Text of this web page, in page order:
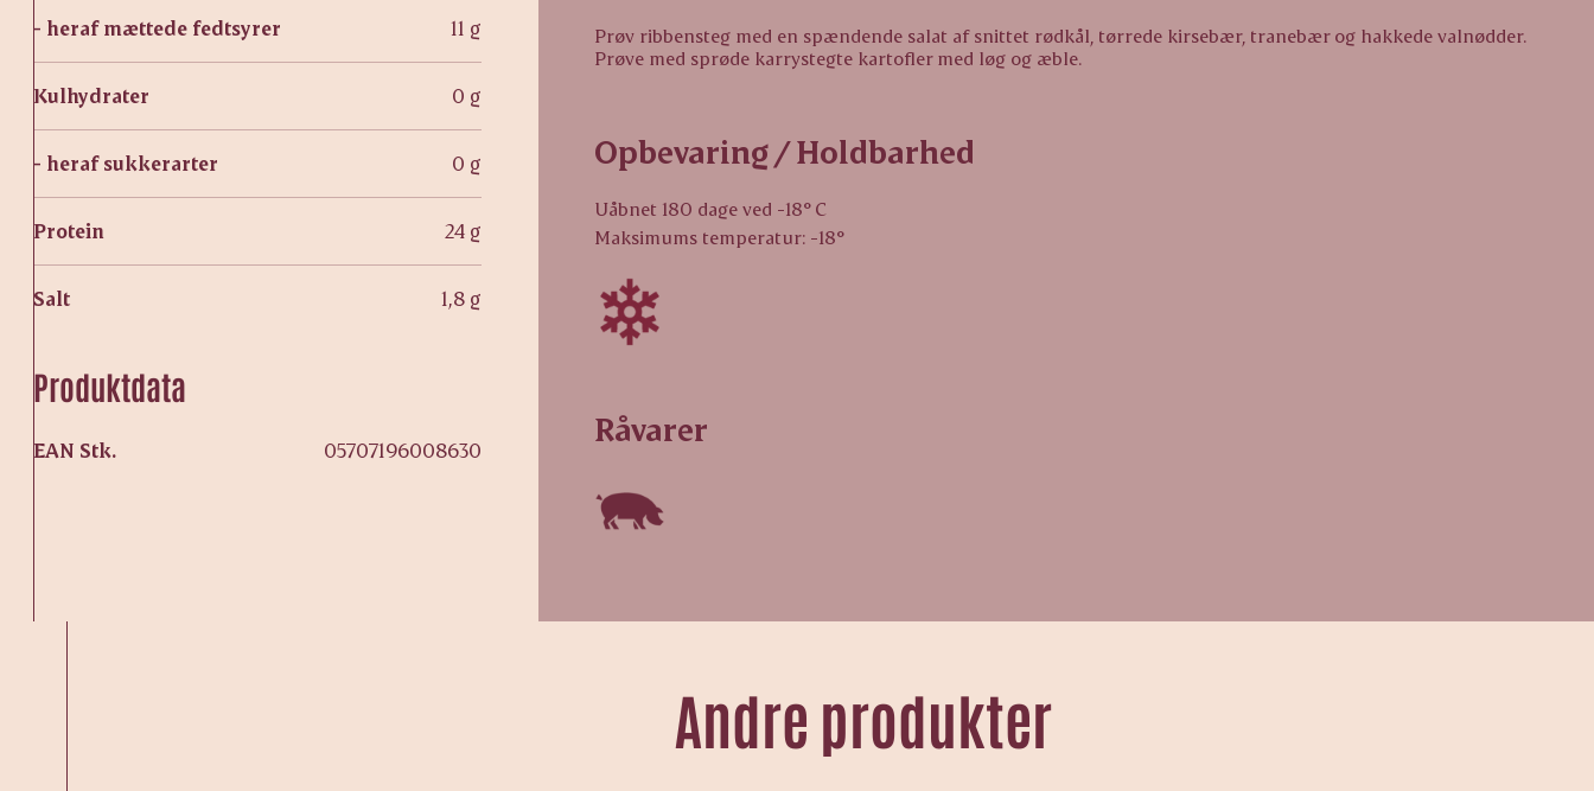
- heraf mættede fedtsyrer 11 g
Kulhydrater 0 g
- heraf sukkerarter 0 g
Protein 24 g
Salt 1,8 g
Produktdata
EAN Stk. 05707196008630
Prøv ribbensteg med en spændende salat af snittet rødkål, tørrede kirsebær, tranebær og hakkede valnødder.
Prøve med sprøde karrystegte kartofler med løg og æble.
Opbevaring / Holdbarhed
Uåbnet 180 dage ved -18° C
Maksimums temperatur: -18°
Råvarer
Andre produkter